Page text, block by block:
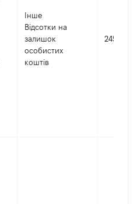
Інше
Відсотки на
залишок
особистих
коштів
245